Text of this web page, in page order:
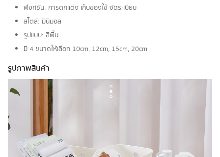
ฟังก์ชัน: การตกแต่ง เก็บของใช้ จัดระเบียบ
สไตล์: มินิมอล
รูปแบบ: สีพื้น
มี 4 ขนาดให้เลือก 10cm, 12cm, 15cm, 20cm
รูปภาพสินค้า